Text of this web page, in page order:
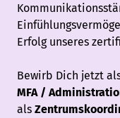
Erfolg unseres
Bewirb Dich jetzt
MFA /
als